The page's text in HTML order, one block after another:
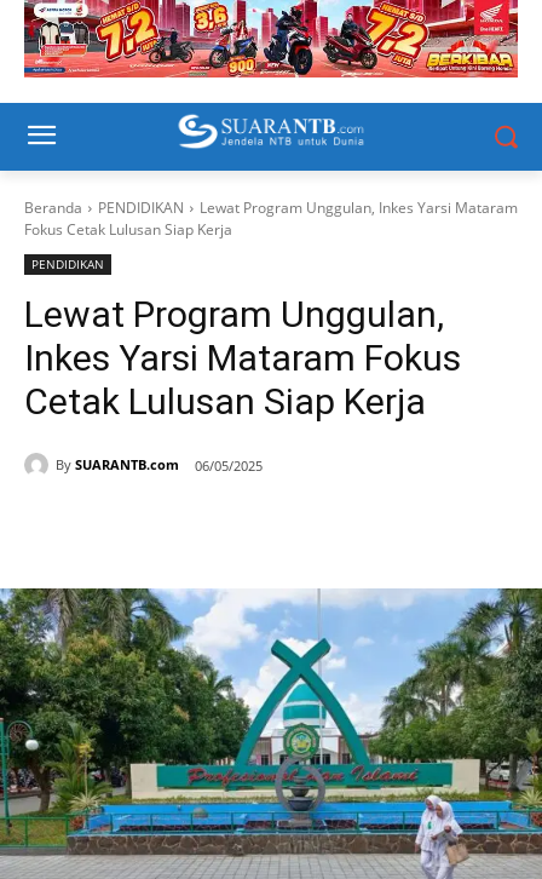
Beranda PENDIDIKAN
Lewat Program Unggulan, Inkes Yarsi Mataram
Fokus Cetak Lulusan Siap Kerja
PENDIDIKAN
Lewat Program Unggulan,
Inkes Yarsi Mataram Fokus
Cetak Lulusan Siap Kerja
By SUARANTB.com 06/05/2025